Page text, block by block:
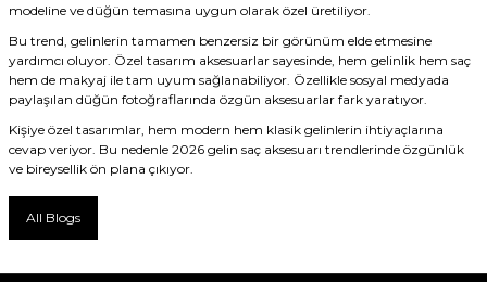
modeline ve düğün temasına uygun olarak özel üretiliyor.
Bu trend, gelinlerin tamamen benzersiz bir görünüm elde etmesine
yardımcı oluyor. Özel tasarım aksesuarlar sayesinde, hem gelinlik hem saç
hem de makyaj ile tam uyum sağlanabiliyor. Özellikle sosyal medyada
paylaşılan düğün fotoğraflarında özgün aksesuarlar fark yaratıyor.
Kişiye özel tasarımlar, hem modern hem klasik gelinlerin ihtiyaçlarına
cevap veriyor. Bu nedenle 2026 gelin saç aksesuarı trendlerinde özgünlük
ve bireysellik ön plana çıkıyor.
All Blogs